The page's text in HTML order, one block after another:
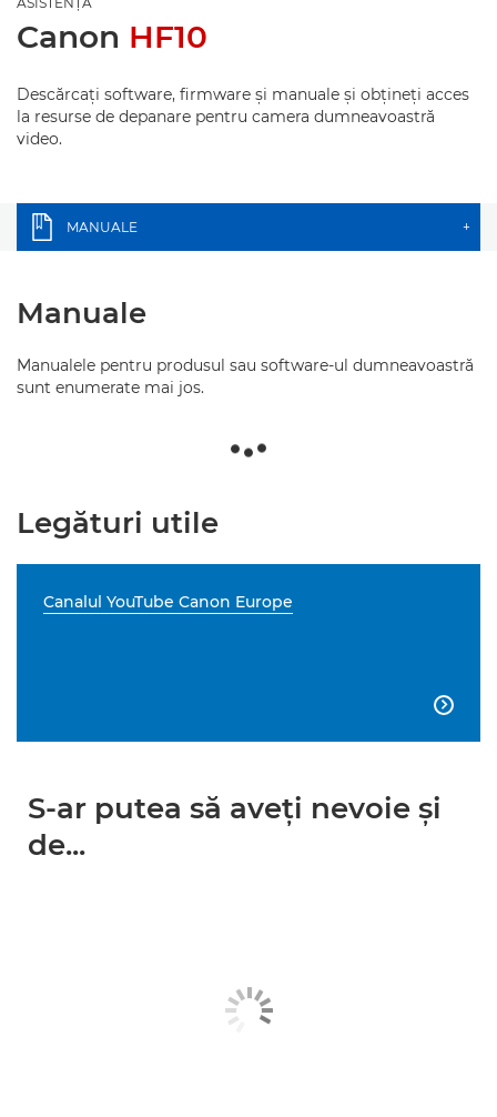
Canon HF10
Descărcaţi software, firmware şi manuale şi obţineţi acces
la resurse de depanare pentru camera dumneavoastră
video.
MANUALE +
Manuale
Manualele pentru produsul sau software-ul dumneavoastră
sunt enumerate mai jos.
Legături utile
Canalul YouTube Canon Europe

S-ar putea să aveţi nevoie şi
de...